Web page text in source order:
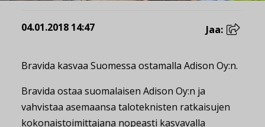
04.01.2018 14:47 Jaa:
Bravida kasvaa Suomessa ostamalla Adison Oy:n.
Bravida ostaa suomalaisen Adison Oy:n ja
vahvistaa asemaansa taloteknisten ratkaisujen
kokonaistoimittajana nopeasti kasvavalla